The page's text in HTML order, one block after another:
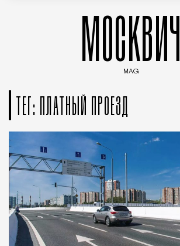
МОСКВИЧ
MAG
ТЕГ: ПЛАТНЫЙ ПРОЕЗД